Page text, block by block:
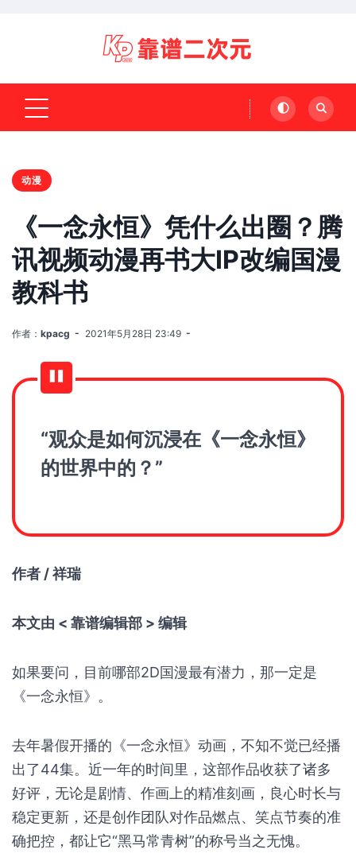
动漫
《一念永恒》凭什么出圈？腾
讯视频动漫再书大IP改编国漫
教科书
作者： kpacg 2021年5月28日 23:49
“观众是如何沉浸在《一念永恒》
的世界中的？”
作者 / 祥瑞
本文由 < 靠谱编辑部 > 编辑
如果要问，目前哪部2D国漫最有潜力，那一定是
《一念永恒》。
去年暑假开播的《一念永恒》动画，不知不觉已经播
出了44集。近一年的时间里，这部作品收获了诸多
好评，无论是剧情、作画上的精准刻画，良心时长与
稳定更新，还是创作团队对作品燃点、笑点节奏的准
确把控，都让它“黑马常青树”的称号当之无愧。